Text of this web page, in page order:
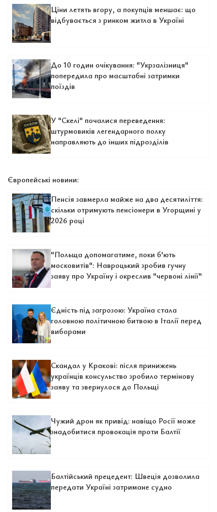
Ціни летять вгору, а покупців меншає: що
відбувається з ринком житла в Україні
До 10 годин очікування: "Укрзалізниця"
попередила про масштабні затримки
поїздів
У "Скелі" почалися переведення:
штурмовиків легендарного полку
направляють до інших підрозділів
Європейські новини:
Пенсія завмерла майже на два десятиліття:
скільки отримують пенсіонери в Угорщині у
2026 році
"Польща допомагатиме, поки б'ють
московитів": Навроцький зробив гучну
заяву про Україну і окреслив "червоні лінії"
Єдність під загрозою: Україна стала
головною політичною битвою в Італії перед
виборами
Скандал у Кракові: після принижень
українців консульство зробило термінову
заяву та звернулося до Польщі
Чужий дрон як привід: навіщо Росії може
знадобитися провокація проти Балтії
Балтійський прецедент: Швеція дозволила
передати Україні затримане судно